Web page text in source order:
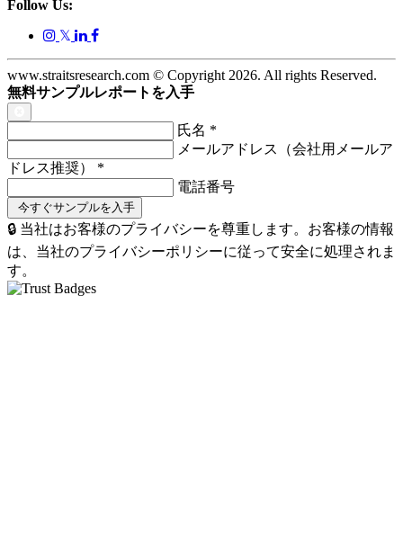
Follow Us:
𝕏
www.straitsresearch.com © Copyright 2026. All rights Reserved.
無料サンプルレポートを入手
氏名 *
メールアドレス（会社用メールア
ドレス推奨） *
電話番号
🔒 当社はお客様のプライバシーを尊重します。お客様の情報
は、当社のプライバシーポリシーに従って安全に処理されま
す。